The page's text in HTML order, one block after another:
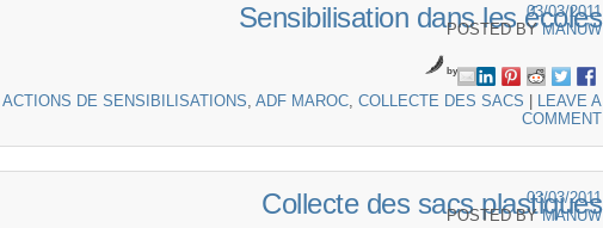
Sensibilisation dans les écoles
03/03/2011
POSTED BYMANUW
by
ACTIONS DE SENSIBILISATIONS ADF MAROC COLLECTE DES SACS | LEAVE A
COMMENT
Collecte des sacs plastiques
03/03/2011
POSTED BYMANUW